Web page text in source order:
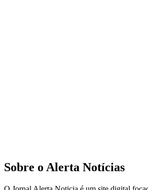
Sobre o Alerta Notícias